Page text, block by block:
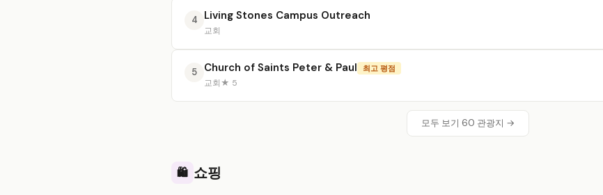
4 Living Stones Campus Outreach
교회
5 Church of Saints Peter & Paul 최고 평점
교회★ 5
모두 보기 60 관광지 →
🛍️ 쇼핑